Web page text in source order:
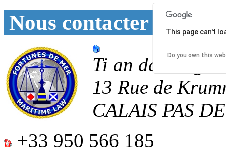
Nous contacter
Ti an
13 Rue de
CALAIS PAS
+33 950 566 185
This page can't
Do you own this